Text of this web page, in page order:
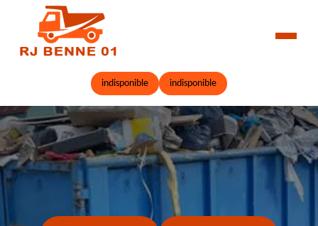
indisponible indisponible